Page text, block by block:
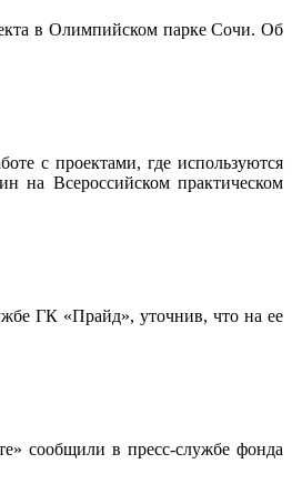
в Олимпийском парке Сочи. Об
с проектами, где используются
на Всероссийском практическом
ГК «Прайд», уточнив, что на ее
сообщили в пресс-службе фонда